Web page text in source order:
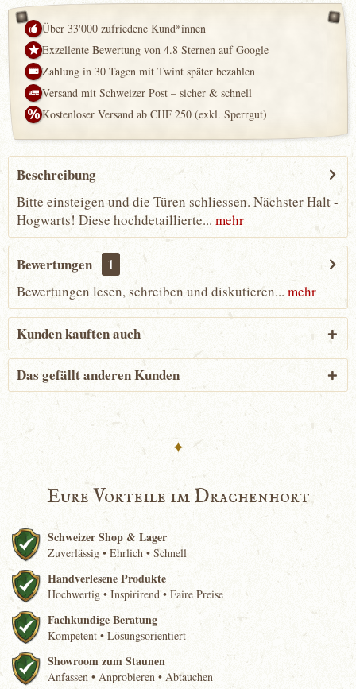
Über 33'000 zufriedene Kund*innen
Exzellente Bewertung von 4.8 Sternen auf Google
Zahlung in 30 Tagen mit Twint später bezahlen
Versand mit Schweizer Post – sicher & schnell
Kostenloser Versand ab CHF 250 (exkl. Sperrgut)
Beschreibung
Bitte einsteigen und die Türen schliessen. Nächster Halt -
Hogwarts! Diese hochdetaillierte... mehr
Bewertungen 1
Bewertungen lesen, schreiben und diskutieren... mehr
Kunden kauften auch
Das gefällt anderen Kunden
✦
Eure Vorteile im Drachenhort
Schweizer Shop & Lager
Zuverlässig • Ehrlich • Schnell
Handverlesene Produkte
Hochwertig • Inspirirend • Faire Preise
Fachkundige Beratung
Kompetent • Lösungsorientiert
Showroom zum Staunen
Anfassen • Anprobieren • Abtauchen